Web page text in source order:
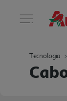
Tecnologia